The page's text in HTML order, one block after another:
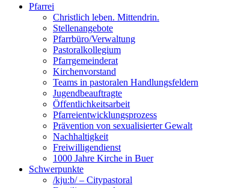
Pfarrei
Christlich leben. Mittendrin.
Stellenangebote
Pfarrbüro/Verwaltung
Pastoralkollegium
Pfarrgemeinderat
Kirchenvorstand
Teams in pastoralen Handlungsfeldern
Jugendbeauftragte
Öffentlichkeitsarbeit
Pfarreientwicklungsprozess
Prävention von sexualisierter Gewalt
Nachhaltigkeit
Freiwilligendienst
1000 Jahre Kirche in Buer
Schwerpunkte
/kju:b/ – Citypastoral